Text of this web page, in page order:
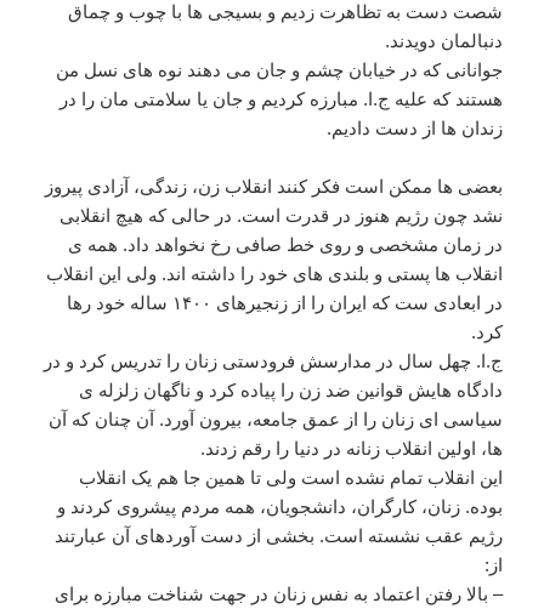
شصت دست به تظاهرت زدیم و بسیجی ها با چوب و چماق
دنبالمان دویدند.
جوانانی که در خیابان چشم و جان می دهند نوه های نسل من
هستند که علیه ج.ا. مبارزه کردیم و جان یا سلامتی مان را در
زندان ها از دست دادیم.
بعضی ها ممکن است فکر کنند انقلاب زن، زندگی، آزادی پیروز
نشد چون رژیم هنوز در قدرت است. در حالی که هیچ انقلابی
در زمان مشخصی و روی خط صافی رخ نخواهد داد. همه ی
انقلاب ها پستی و بلندی های خود را داشته اند. ولی این انقلاب
در ابعادی ست که ایران را از زنجیرهای ۱۴۰۰ ساله خود رها
کرد.
ج.ا. چهل سال در مدارسش فرودستی زنان را تدریس کرد و در
دادگاه هایش قوانین ضد زن را پیاده کرد و ناگهان زلزله ی
سیاسی ای زنان را از عمق جامعه، بیرون آورد. آن چنان که آن
ها، اولین انقلاب زنانه در دنیا را رقم زدند.
این انقلاب تمام نشده است ولی تا همین جا هم یک انقلاب
بوده. زنان، کارگران، دانشجویان، همه مردم پیشروی کردند و
رژيم عقب نشسته است. بخشی از دست آوردهای آن عبارتند
از:
– بالا رفتن اعتماد به نفس زنان در جهت شناخت مبارزه برای